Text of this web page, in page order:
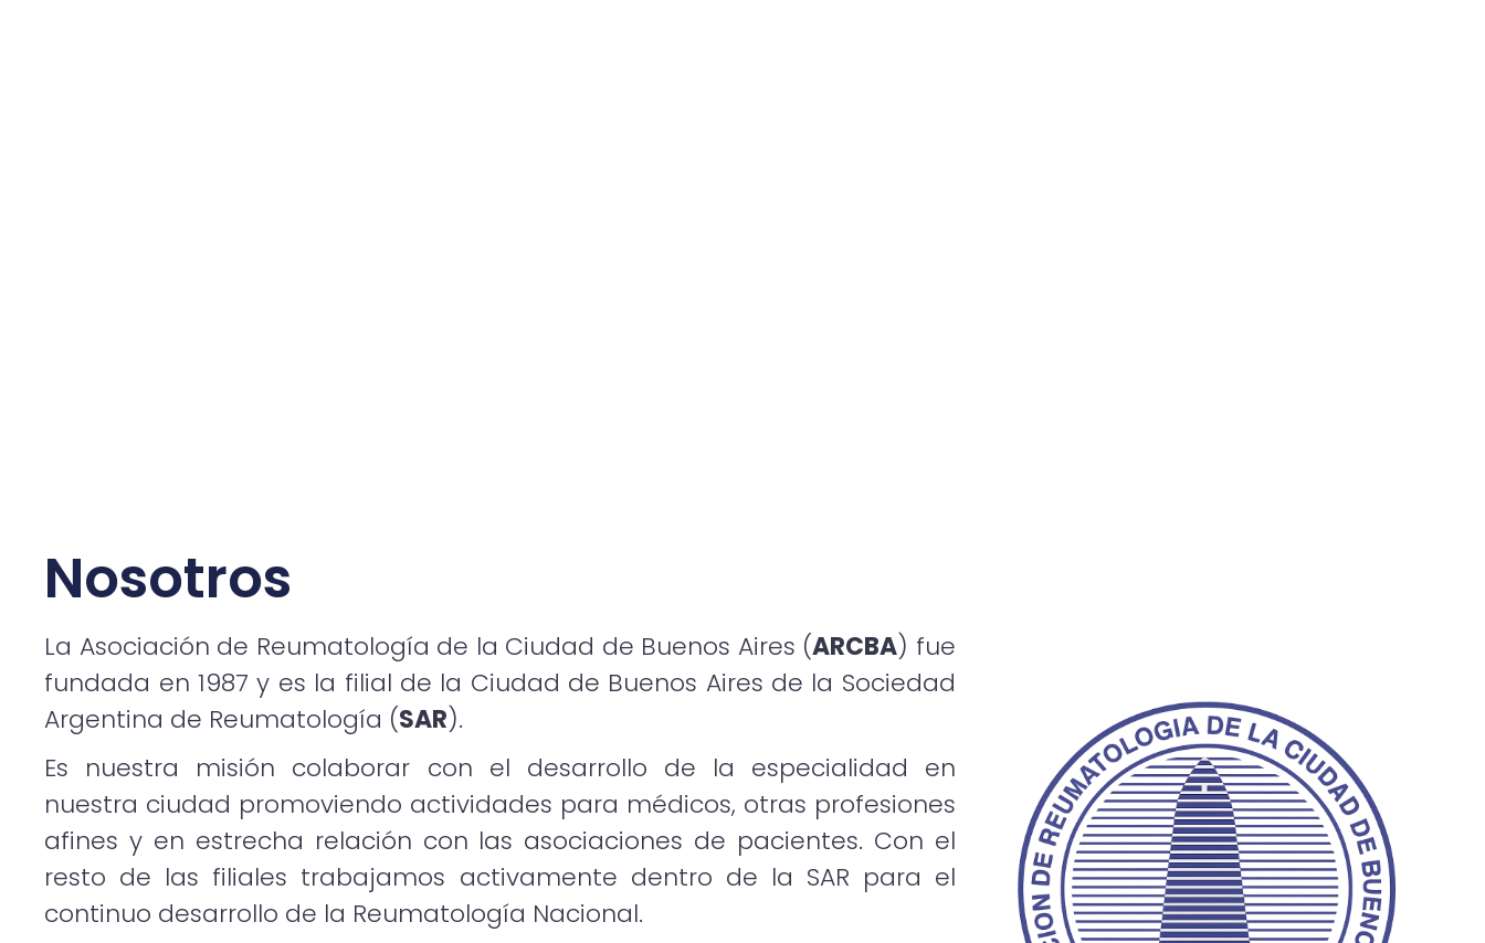
Nosotros
La Asociación de Reumatología de la Ciudad de Buenos Aires (ARCBA) fue
fundada en 1987 y es la filial de la Ciudad de Buenos Aires de la Sociedad
Argentina de Reumatología (SAR).
Es nuestra misión colaborar con el desarrollo de la especialidad en
nuestra ciudad promoviendo actividades para médicos, otras profesiones
afines y en estrecha relación con las asociaciones de pacientes. Con el
resto de las filiales trabajamos activamente dentro de la SAR para el
continuo desarrollo de la Reumatología Nacional.